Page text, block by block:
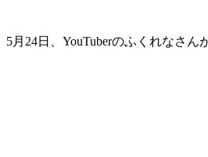
5月24日、YouTuberのふくれなさ